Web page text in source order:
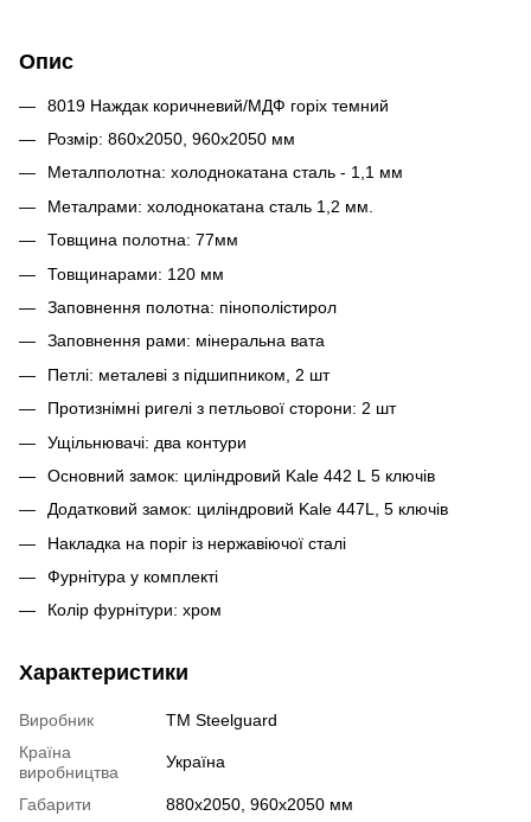
Опис
8019 Наждак коричневий/МДФ горіх темний
Розмір: 860х2050, 960х2050 мм
Металполотна: холоднокатана сталь - 1,1 мм
Металрами: холоднокатана сталь 1,2 мм.
Товщина полотна: 77мм
Товщинарами: 120 мм
Заповнення полотна: пінополістирол
Заповнення рами: мінеральна вата
Петлі: металеві з підшипником, 2 шт
Протизнімні ригелі з петльової сторони: 2 шт
Ущільнювачі: два контури
Основний замок: циліндровий Kale 442 L 5 ключів
Додатковий замок: циліндровий Kale 447L, 5 ключів
Накладка на поріг із нержавіючої сталі
Фурнітура у комплекті
Колір фурнітури: хром
Характеристики
Виробник
TM Steelguard
Країна
виробництва
Україна
Габарити
880х2050, 960х2050 мм